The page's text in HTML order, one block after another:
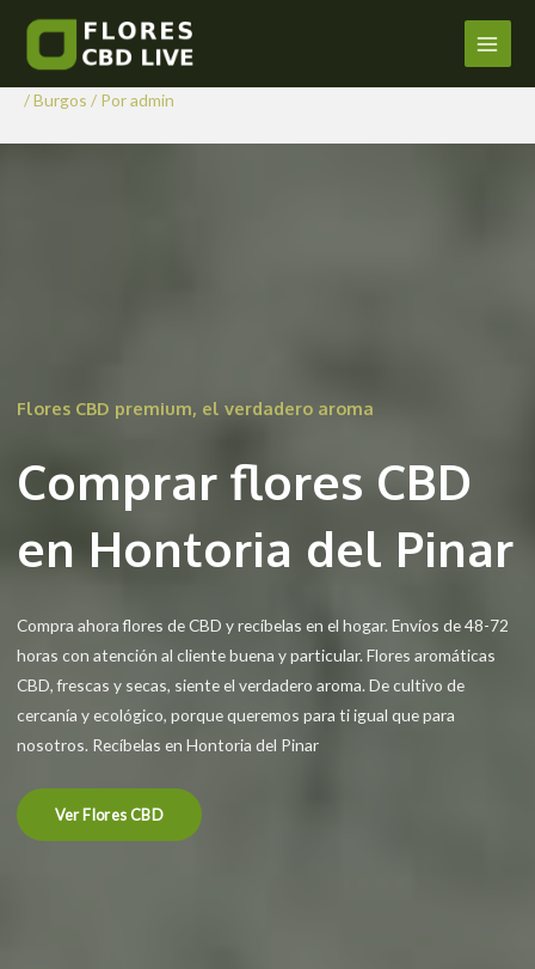
contenido
Main
Comprar Flores CBD en
Hontoria del Pinar
/Burgos / Poradmin
Flores CBD premium, el verdadero aroma
Comprar flores CBD
en Hontoria del Pinar
Compra ahora flores de CBD y recíbelas en el hogar. Envíos de 48-72
horas con atención al cliente buena y particular. Flores aromáticas
CBD, frescas y secas, siente el verdadero aroma. De cultivo de
cercanía y ecológico, porque queremos para ti igual que para
nosotros. Recíbelas en Hontoria del Pinar
Ver Flores CBD